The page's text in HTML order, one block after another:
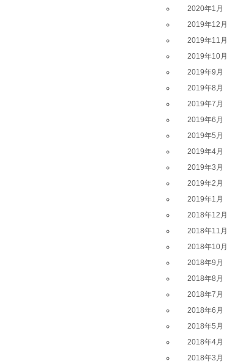
2020年1月
2019年12月
2019年11月
2019年10月
2019年9月
2019年8月
2019年7月
2019年6月
2019年5月
2019年4月
2019年3月
2019年2月
2019年1月
2018年12月
2018年11月
2018年10月
2018年9月
2018年8月
2018年7月
2018年6月
2018年5月
2018年4月
2018年3月